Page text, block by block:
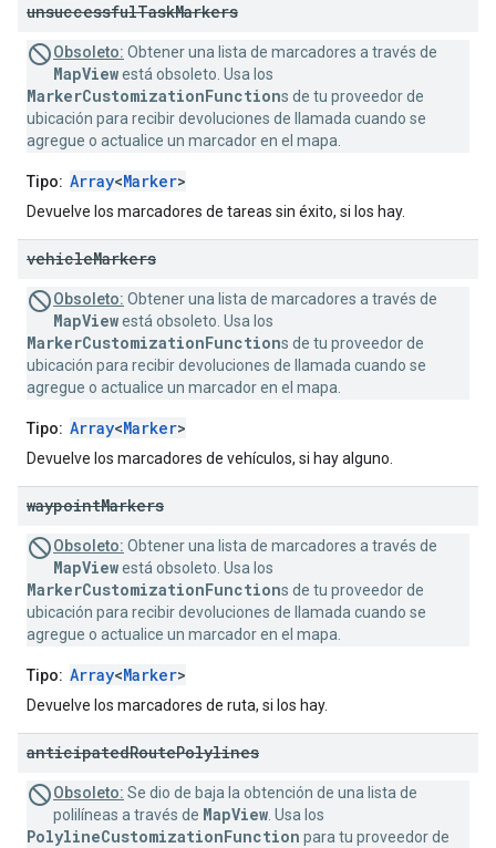
unsuccessfulTaskMarkers
Obsoleto: Obtener una lista de marcadores a través de
MapViewestá obsoleto. Usa los
MarkerCustomizationFunctions de tu proveedor de
ubicación para recibir devoluciones de llamada cuando se
agregue o actualice un marcador en el mapa.
Tipo: Array<Marker>
Devuelve los marcadores de tareas sin éxito, si los hay.
vehicleMarkers
Obsoleto: Obtener una lista de marcadores a través de
MapViewestá obsoleto. Usa los
MarkerCustomizationFunctions de tu proveedor de
ubicación para recibir devoluciones de llamada cuando se
agregue o actualice un marcador en el mapa.
Tipo: Array<Marker>
Devuelve los marcadores de vehículos, si hay alguno.
waypointMarkers
Obsoleto: Obtener una lista de marcadores a través de
MapViewestá obsoleto. Usa los
MarkerCustomizationFunctions de tu proveedor de
ubicación para recibir devoluciones de llamada cuando se
agregue o actualice un marcador en el mapa.
Tipo: Array<Marker>
Devuelve los marcadores de ruta, si los hay.
anticipatedRoutePolylines
Obsoleto: Se dio de baja la obtención de una lista de
polilíneas a través de MapView . Usa los
PolylineCustomizationFunction para tu proveedor de